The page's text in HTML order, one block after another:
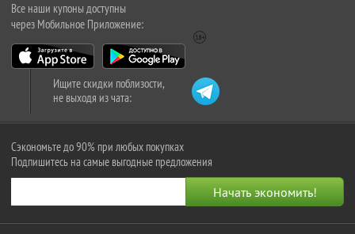
Все наши купоны доступны
через Мобильное Приложение:
Ищите скидки поблизости,
не выходя из чата:
Сэкономьте до 90% при любых покупках
Подпишитесь на самые выгодные предложения